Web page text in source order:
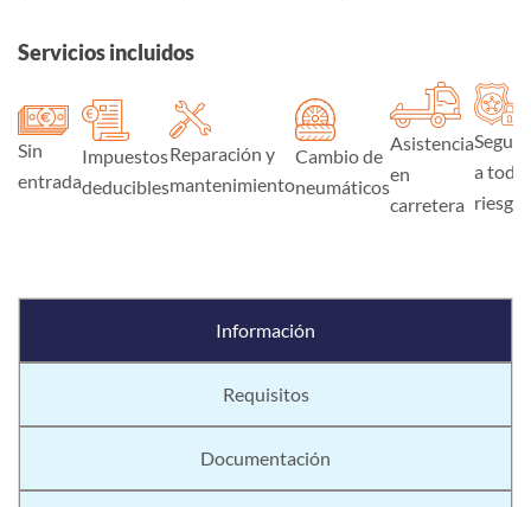
Servicios incluidos
Sin
entrada
Impuestos
deducibles
Reparación y
mantenimiento
Cambio de
neumáticos
Asistencia
en
carretera
Seguro
a todo
riesgo
Información
Requisitos
Documentación